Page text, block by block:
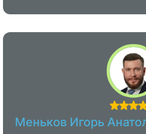
Меньков Игорь